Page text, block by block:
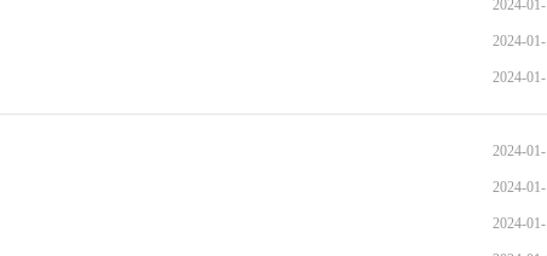
2024-
2024-
2024-
2024-
2024-
2024-